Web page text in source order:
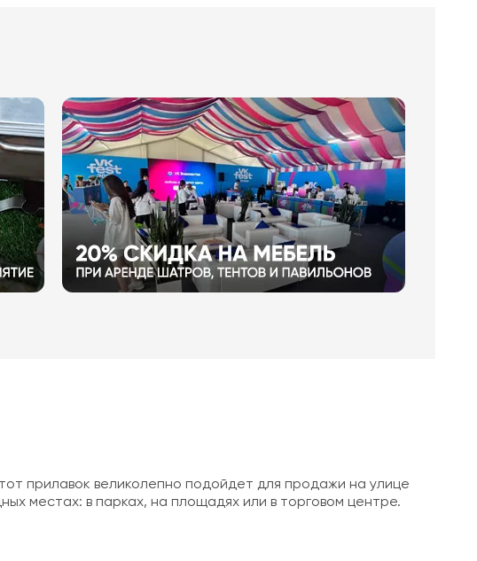
прилавок великолепно подойдет для продажи на улице
местах: в парках, на площадях или в торговом центре.